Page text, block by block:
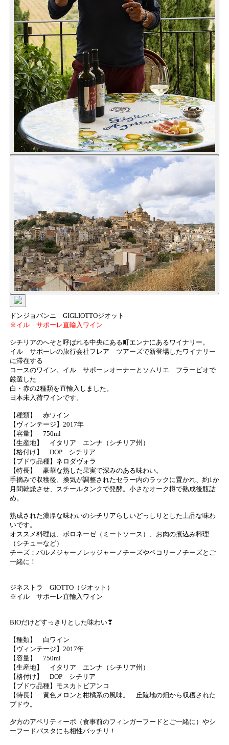
ドンジョバンニ GIGLIOTTOジオット
※イル サポーレ直輸入ワイン
シチリアのへそと呼ばれる中央にある町エンナにあるワイナリー。
イル サポーレの旅行会社フレア ツアーズで新登場したワイナリー
に滞在する
コースのワイン。イル サポーレオーナーとソムリエ フラービオで
厳選した
白・赤の2種類を直輸入しました。
日本未入荷ワインです。
【種類】 赤ワイン
【ヴィンテージ】2017年
【容量】 750ml
【生産地】 イタリア エンナ（シチリア州）
【格付け】 DOP シチリア
【ブドウ品種】ネロダヴォラ
【特長】 豪華な熟した果実で深みのある味わい。
手摘みで収穫後、換気が調整されたセラー内のラックに置かれ、約1か
月間乾燥させ、スチールタンクで発酵。小さなオーク樽で熟成後瓶詰
め。
熟成された濃厚な味わいのシチリアらしいどっしりとした上品な味わ
いです。
オススメ料理は、ボロネーゼ（ミートソース）、お肉の煮込み料理
（シチューなど）
チーズ：パルメジャーノレッジャーノチーズやペコリーノチーズとご
一緒に！
ジネストラ GIOTTO（ジオット）
※イル サポーレ直輸入ワイン
BIOだけどすっきりとした味わい❣
【種類】 白ワイン
【ヴィンテージ】2017年
【容量】 750ml
【生産地】 イタリア エンナ（シチリア州）
【格付け】 DOP シチリア
【ブドウ品種】モスカトビアンコ
【特長】 黄色メロンと柑橘系の風味。 丘陵地の畑から収穫された
ブドウ。
夕方のアペリティーボ（食事前のフィンガーフードとご一緒に）やシ
ーフードパスタにも相性バッチリ！